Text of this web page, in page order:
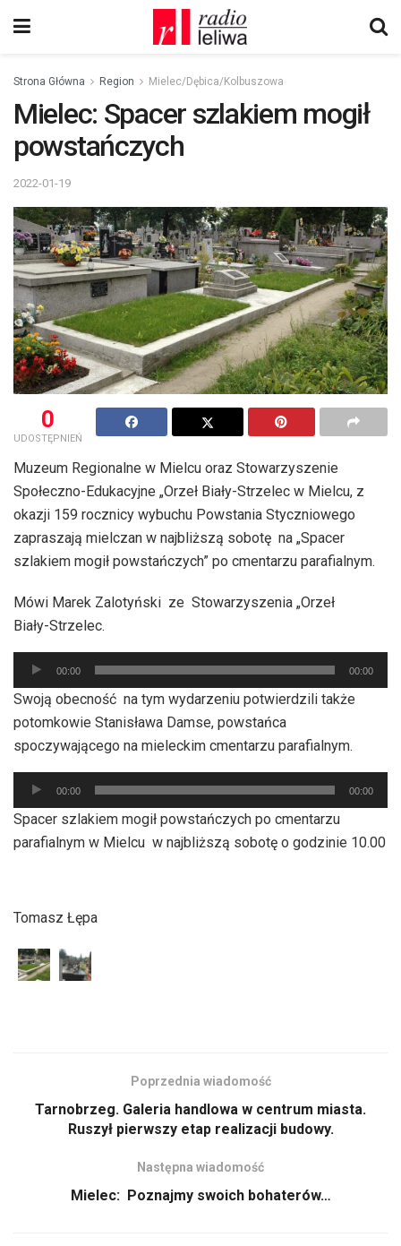
Strona Główna Region Mielec/Dębica/Kolbuszowa
Mielec: Spacer szlakiem mogił
powstańczych
2022-01-19
0
UDOSTĘPNIEŃ
Muzeum Regionalne w Mielcu oraz Stowarzyszenie
Społeczno-Edukacyjne „Orzeł Biały-Strzelec w Mielcu, z
okazji 159 rocznicy wybuchu Powstania Styczniowego
zapraszają mielczan w najbliższą sobotę na „Spacer
szlakiem mogił powstańczych” po cmentarzu parafialnym.
Mówi Marek Zalotyński ze Stowarzyszenia „Orzeł
Biały-Strzelec.
Odtwarzacz
plików
dźwiękowych
00:00 00:00
Swoją obecność na tym wydarzeniu potwierdzili także
potomkowie Stanisława Damse, powstańca
spoczywającego na mieleckim cmentarzu parafialnym.
Odtwarzacz
plików
dźwiękowych
00:00 00:00
Spacer szlakiem mogił powstańczych po cmentarzu
parafialnym w Mielcu w najbliższą sobotę o godzinie 10.00
Tomasz Łępa
Poprzednia wiadomość
Tarnobrzeg. Galeria handlowa w centrum miasta.
Ruszył pierwszy etap realizacji budowy.
Następna wiadomość
Mielec: Poznajmy swoich bohaterów…